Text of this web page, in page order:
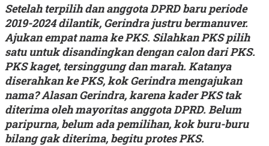
Setelah terpilih dan anggota DPRD baru periode
2019-2024 dilantik, Gerindra justru bermanuver.
Ajukan empat nama ke PKS. Silahkan PKS pilih
satu untuk disandingkan dengan calon dari PKS.
PKS kaget, tersinggung dan marah. Katanya
diserahkan ke PKS, kok Gerindra mengajukan
nama? Alasan Gerindra, karena kader PKS tak
diterima oleh mayoritas anggota DPRD. Belum
paripurna, belum ada pemilihan, kok buru-buru
bilang gak diterima, begitu protes PKS.